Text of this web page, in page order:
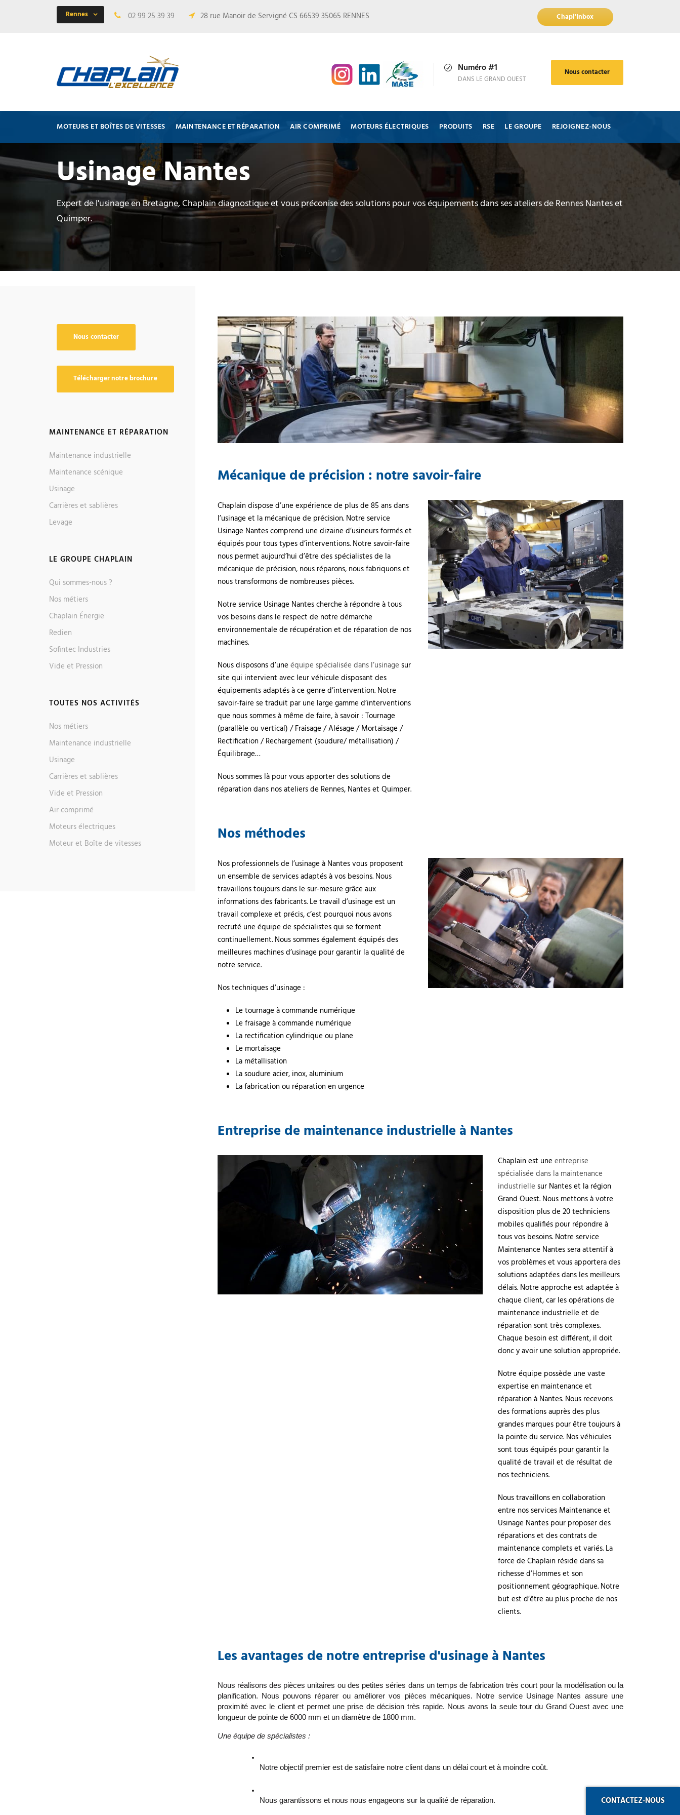
Rennes 02 99 25 39 39 28 rue Manoir de Servigné CS 66539 35065 RENNES Chapl'Inbox
Numéro #1
DANS LE GRAND OUEST
Nous contacter
MOTEURS ET BOÎTES DE VITESSES MAINTENANCE ET RÉPARATION AIR COMPRIMÉ MOTEURS ÉLECTRIQUES PRODUITS RSE LE GROUPE REJOIGNEZ-NOUS
Usinage Nantes
Expert de l'usinage en Bretagne, Chaplain diagnostique et vous préconise des solutions pour vos équipements dans ses ateliers de Rennes Nantes et
Quimper.
Mécanique de précision : notre savoir-faire
Chaplain dispose d’une expérience de plus de 85 ans dans
l’usinage et la mécanique de précision. Notre service
Usinage Nantes comprend une dizaine d’usineurs formés et
équipés pour tous types d’interventions. Notre savoir-faire
nous permet aujourd’hui d’être des spécialistes de la
mécanique de précision, nous réparons, nous fabriquons et
nous transformons de nombreuses pièces.
Notre service Usinage Nantes cherche à répondre à tous
vos besoins dans le respect de notre démarche
environnementale de récupération et de réparation de nos
machines.
Nous disposons d’uneéquipe spécialisée dans l’usinage sur
site qui intervient avec leur véhicule disposant des
équipements adaptés à ce genre d’intervention. Notre
savoir-faire se traduit par une large gamme d’interventions
que nous sommes à même de faire, à savoir : Tournage
(parallèle ou vertical) / Fraisage / Alésage / Mortaisage /
Rectification / Rechargement (soudure/ métallisation) /
Équilibrage…
Nous sommes là pour vous apporter des solutions de
réparation dans nos ateliers de Rennes, Nantes et Quimper.
Nos méthodes
Nos professionnels de l’usinage à Nantes vous proposent
un ensemble de services adaptés à vos besoins. Nous
travaillons toujours dans le sur-mesure grâce aux
informations des fabricants. Le travail d’usinage est un
travail complexe et précis, c’est pourquoi nous avons
recruté une équipe de spécialistes qui se forment
continuellement. Nous sommes également équipés des
meilleures machines d’usinage pour garantir la qualité de
notre service.
Nos techniques d’usinage :
Le tournage à commande numérique
Le fraisage à commande numérique
La rectification cylindrique ou plane
Le mortaisage
La métallisation
La soudure acier, inox, aluminium
La fabrication ou réparation en urgence
Entreprise de maintenance industrielle à Nantes
Chaplain est uneentreprise
spécialisée dans la maintenance
industrielle sur Nantes et la région
Grand Ouest. Nous mettons à votre
disposition plus de 20 techniciens
mobiles qualifiés pour répondre à
tous vos besoins. Notre service
Maintenance Nantes sera attentif à
vos problèmes et vous apportera des
solutions adaptées dans les meilleurs
délais. Notre approche est adaptée à
chaque client, car les opérations de
maintenance industrielle et de
réparation sont très complexes.
Chaque besoin est différent, il doit
donc y avoir une solution appropriée.
Notre équipe possède une vaste
expertise en maintenance et
réparation à Nantes. Nous recevons
des formations auprès des plus
grandes marques pour être toujours à
la pointe du service. Nos véhicules
sont tous équipés pour garantir la
qualité de travail et de résultat de
nos techniciens.
Nous travaillons en collaboration
entre nos services Maintenance et
Usinage Nantes pour proposer des
réparations et des contrats de
maintenance complets et variés. La
force de Chaplain réside dans sa
richesse d’Hommes et son
positionnement géographique. Notre
but est d’être au plus proche de nos
clients.
Les avantages de notre entreprise d'usinage à Nantes
Nous réalisons des pièces unitaires ou des petites séries dans un temps de fabrication très court pour la modélisation ou la
planification. Nous pouvons réparer ou améliorer vos pièces mécaniques. Notre service Usinage Nantes assure une
proximité avec le client et permet une prise de décision très rapide. Nous avons la seule tour du Grand Ouest avec une
longueur de pointe de 6000 mm et un diamètre de 1800 mm.
Une équipe de spécialistes :
Notre objectif premier est de satisfaire notre client dans un délai court et à moindre coût.
Nous garantissons et nous nous engageons sur la qualité de réparation.
Nous contacter
Télécharger notre brochure
MAINTENANCE ET RÉPARATION
Maintenance industrielle
Maintenance scénique
Usinage
Carrières et sablières
Levage
LE GROUPE CHAPLAIN
Qui sommes-nous ?
Nos métiers
Chaplain Énergie
Redien
Sofintec Industries
Vide et Pression
TOUTES NOS ACTIVITÉS
Nos métiers
Maintenance industrielle
Usinage
Carrières et sablières
Vide et Pression
Air comprimé
Moteurs électriques
Moteur et Boîte de vitesses
CONTACTEZ-NOUS